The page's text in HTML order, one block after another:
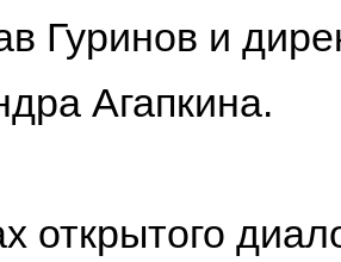
Гуринов и
Агапкина.
открытого